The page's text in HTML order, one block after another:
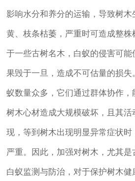
影响水分和养分的运输，导致树
黄、枝条枯萎，严重时可造成整
于一些古树名木，白蚁的侵害可
果毁于一旦，造成不可估量的损
蚁数量众多，它们通过群体协作
树木心材造成大规模破坏，且其
现，等到树木出现明显异常症状
严重。因此，加强对树木，尤其
白蚁监测与防治，对于保护树木